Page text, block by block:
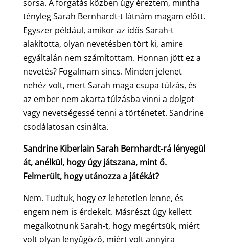
sorsa. A forgatás közben úgy éreztem, mintha
tényleg Sarah Bernhardt-t látnám magam előtt.
Egyszer például, amikor az idős Sarah-t
alakította, olyan nevetésben tört ki, amire
egyáltalán nem számítottam. Honnan jött ez a
nevetés? Fogalmam sincs. Minden jelenet
nehéz volt, mert Sarah maga csupa túlzás, és
az ember nem akarta túlzásba vinni a dolgot
vagy nevetségessé tenni a történetet. Sandrine
csodálatosan csinálta.
Sandrine Kiberlain Sarah Bernhardt-rá lényegül
át, anélkül, hogy úgy játszana, mint ő.
Felmerült, hogy utánozza a játékát?
Nem. Tudtuk, hogy ez lehetetlen lenne, és
engem nem is érdekelt. Másrészt úgy kellett
megalkotnunk Sarah-t, hogy megértsük, miért
volt olyan lenyűgöző, miért volt annyira